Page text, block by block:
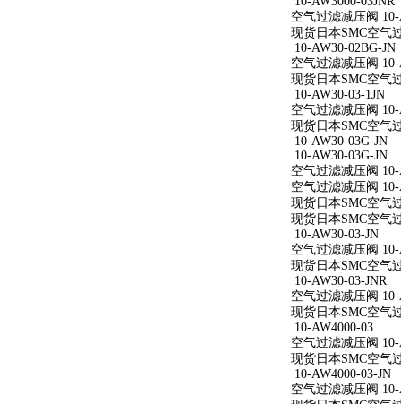
空气过滤减压阀 10-
现货日本SMC空气
10-AW30-02BG-JN
空气过滤减压阀 10-
现货日本SMC空气
10-AW30-03-1JN
空气过滤减压阀 10-
现货日本SMC空气
10-AW30-03G-JN
10-AW30-03G-JN
空气过滤减压阀 10-
空气过滤减压阀 10-
现货日本SMC空气
现货日本SMC空气
10-AW30-03-JN
空气过滤减压阀 10-
现货日本SMC空气
10-AW30-03-JNR
空气过滤减压阀 10-
现货日本SMC空气
10-AW4000-03
空气过滤减压阀 10-
现货日本SMC空气
10-AW4000-03-JN
空气过滤减压阀 10-